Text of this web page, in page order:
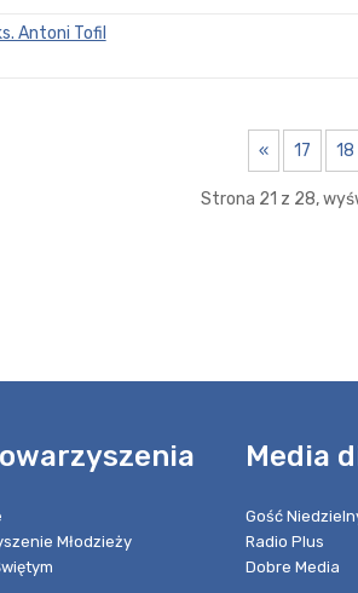
Antoni Tofil
« 17 18
Strona 21 z 28,
Młodzieży
Media
Gość
Radio Plus
Dobre Media